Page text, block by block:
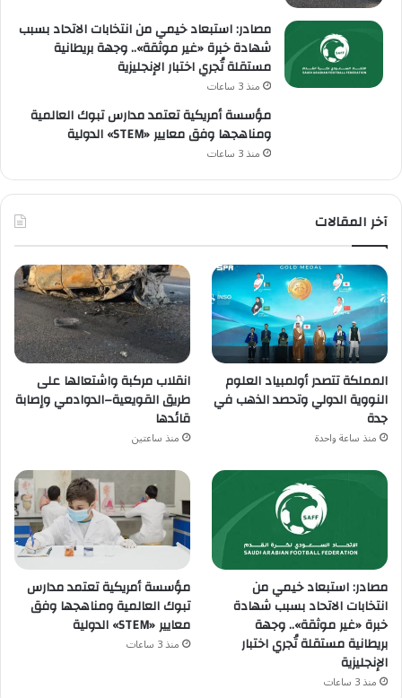
مصادر: استبعاد خيمي من انتخابات الاتحاد بسبب
شهادة خبرة «غير موثقة».. وجهة بريطانية
مستقلة تُجري اختبار الإنجليزية
منذ 3 ساعات
مؤسسة أمريكية تعتمد مدارس تبوك العالمية
ومناهجها وفق معايير «STEM» الدولية
منذ 3 ساعات
آخر المقالات
المملكة تتصدر أولمبياد العلوم
النووية الدولي وتحصد الذهب في
جدة
منذ ساعة واحدة
انقلاب مركبة واشتعالها على
طريق القويعية–الدوادمي وإصابة
قائدها
منذ ساعتين
مصادر: استبعاد خيمي من
انتخابات الاتحاد بسبب شهادة
خبرة «غير موثقة».. وجهة
بريطانية مستقلة تُجري اختبار
الإنجليزية
منذ 3 ساعات
مؤسسة أمريكية تعتمد مدارس
تبوك العالمية ومناهجها وفق
معايير «STEM» الدولية
منذ 3 ساعات